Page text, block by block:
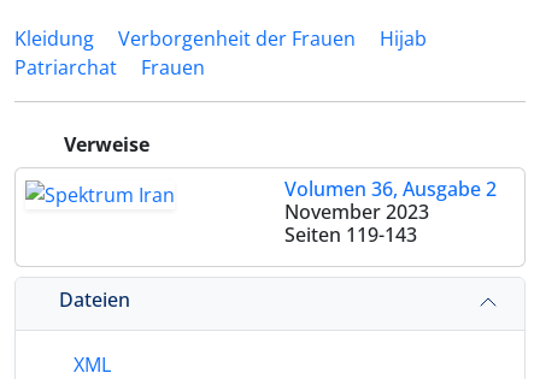
Kleidung
Verborgenheit der Frauen
Hijab
Patriarchat
Frauen
Verweise
Volumen 36, Ausgabe 2
November 2023
Seiten 119-143
Dateien
XML